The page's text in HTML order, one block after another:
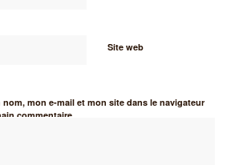
Site web
mon e-mail et mon site dans le navigateur
commentaire.